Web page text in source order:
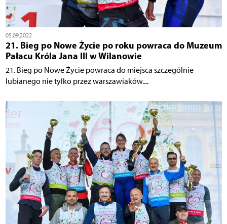
05.09.2022
21. Bieg po Nowe Życie po roku powraca do Muzeum
Pałacu Króla Jana III w Wilanowie
21. Bieg po Nowe Życie powraca do miejsca szczególnie
lubianego nie tylko przez warszawiaków....